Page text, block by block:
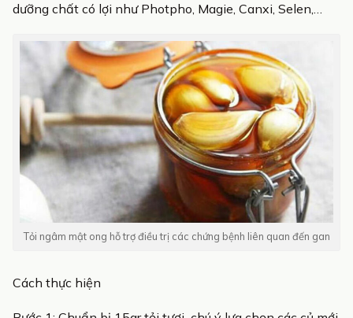
dưỡng chất có lợi như Photpho, Magie, Canxi, Selen,…
Tỏi ngâm mật ong hỗ trợ điều trị các chứng bệnh liên quan đến gan
Cách thực hiện